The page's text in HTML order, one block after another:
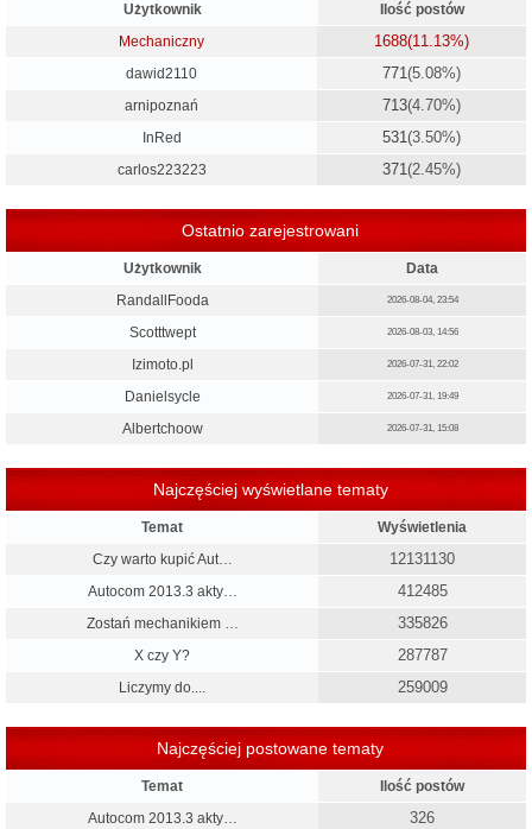
Użytkownik
Ilość postów
Mechaniczny
1688(11.13%)
dawid2110 771(5.08%)
arnipoznań 713(4.70%)
InRed 531(3.50%)
carlos223223 371(2.45%)
Ostatnio zarejestrowani
Użytkownik
Data
RandallFooda
2026-08-04, 23:54
Scotttwept 2026-08-03, 14:56
Izimoto.pl 2026-07-31, 22:02
Danielsycle 2026-07-31, 19:49
Albertchoow 2026-07-31, 15:08
Najczęściej wyświetlane tematy
Temat
Wyświetlenia
Czy warto kupić Aut…
12131130
Autocom 2013.3 akty… 412485
Zostań mechanikiem … 335826
X czy Y? 287787
Liczymy do.... 259009
Najczęściej postowane tematy
Temat
Ilość postów
Autocom 2013.3 akty…
326